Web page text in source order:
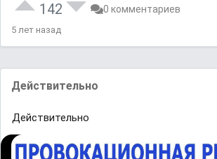
142 0 комментариев
5 лет назад
Действительно
Действительно